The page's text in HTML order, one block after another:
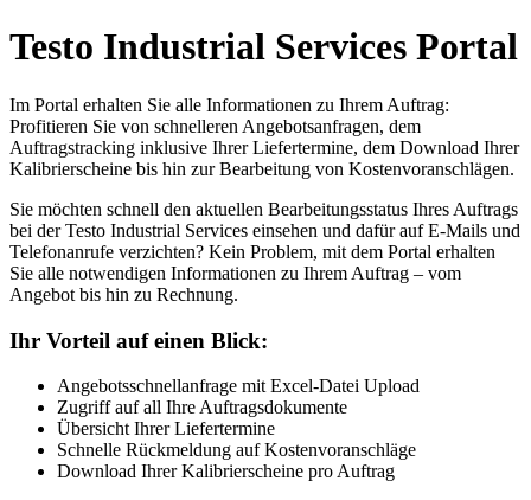
Testo Industrial Services Portal
Im Portal erhalten Sie alle Informationen zu Ihrem Auftrag:
Profitieren Sie von schnelleren Angebotsanfragen, dem
Auftragstracking inklusive Ihrer Liefertermine, dem Download Ihrer
Kalibrierscheine bis hin zur Bearbeitung von Kostenvoranschlägen.
Sie möchten schnell den aktuellen Bearbeitungsstatus Ihres Auftrags
bei der Testo Industrial Services einsehen und dafür auf E-Mails und
Telefonanrufe verzichten? Kein Problem, mit dem Portal erhalten
Sie alle notwendigen Informationen zu Ihrem Auftrag – vom
Angebot bis hin zu Rechnung.
Ihr Vorteil auf einen Blick:
Angebotsschnellanfrage mit Excel-Datei Upload
Zugriff auf all Ihre Auftragsdokumente
Übersicht Ihrer Liefertermine
Schnelle Rückmeldung auf Kostenvoranschläge
Download Ihrer Kalibrierscheine pro Auftrag